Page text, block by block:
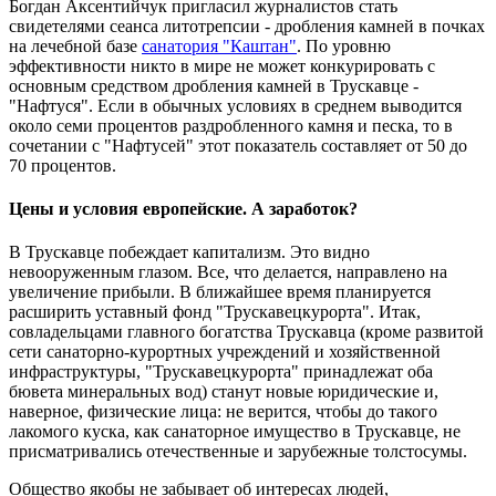
Богдан Аксентийчук пригласил журналистов стать
свидетелями сеанса литотрепсии - дробления камней в почках
на лечебной базе санатория "Каштан". По уровню
эффективности никто в мире не может конкурировать с
основным средством дробления камней в Трускавце -
"Нафтуся". Если в обычных условиях в среднем выводится
около семи процентов раздробленного камня и песка, то в
сочетании с "Нафтусей" этот показатель составляет от 50 до
70 процентов.
Цены и условия европейские. А заработок?
В Трускавце побеждает капитализм. Это видно
невооруженным глазом. Все, что делается, направлено на
увеличение прибыли. В ближайшее время планируется
расширить уставный фонд "Трускавецкурорта". Итак,
совладельцами главного богатства Трускавца (кроме развитой
сети санаторно-курортных учреждений и хозяйственной
инфраструктуры, "Трускавецкурорта" принадлежат оба
бювета минеральных вод) станут новые юридические и,
наверное, физические лица: не верится, чтобы до такого
лакомого куска, как санаторное имущество в Трускавце, не
присматривались отечественные и зарубежные толстосумы.
Общество якобы не забывает об интересах людей,